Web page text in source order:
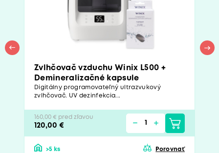
Zvlhčovač vzduchu Winix L500 +
Demineralizačné kapsule
Digitálny programovateľný ultrazvukový
zvlhčovač. UV dezinfekcia...
160,00 € pred zľavou
120,00 €
>5 ks Porovnať